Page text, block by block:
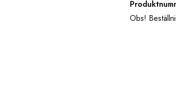
Obs!